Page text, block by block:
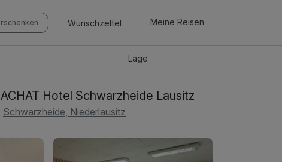
Wunschzettel Meine Reisen
Lage
ACHAT Hotel Schwarzheide Lausitz
Schwarzheide, Niederlausitz